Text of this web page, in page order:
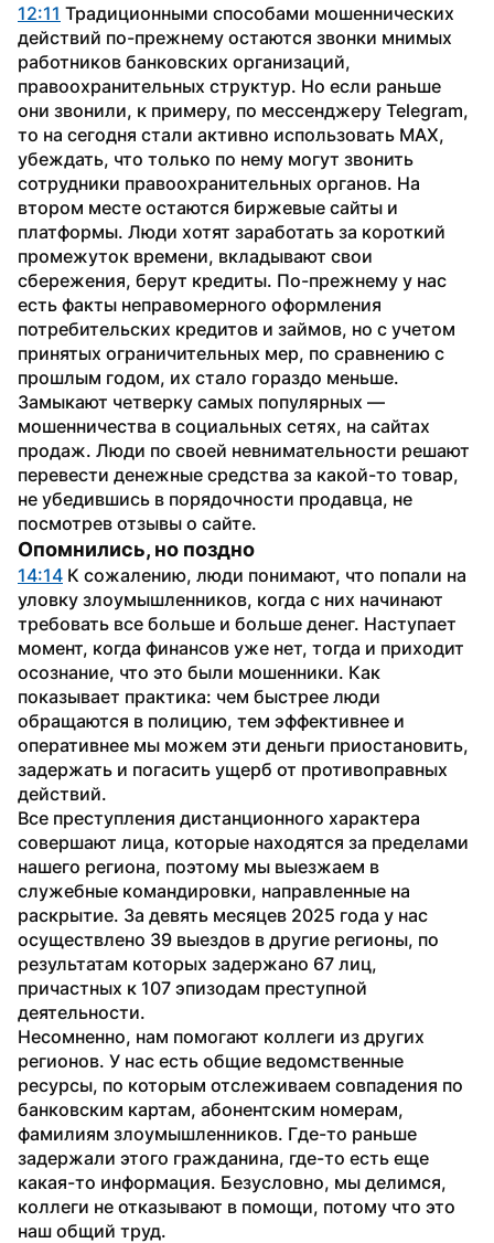
12:11 Традиционными способами мошеннических
действий по-прежнему остаются звонки мнимых
работников банковских организаций,
правоохранительных структур. Но если раньше
они звонили, к примеру, по мессенджеру Telegram,
то на сегодня стали активно использовать МАХ,
убеждать, что только по нему могут звонить
сотрудники правоохранительных органов. На
втором месте остаются биржевые сайты и
платформы. Люди хотят заработать за короткий
промежуток времени, вкладывают свои
сбережения, берут кредиты. По-прежнему у нас
есть факты неправомерного оформления
потребительских кредитов и займов, но с учетом
принятых ограничительных мер, по сравнению с
прошлым годом, их стало гораздо меньше.
Замыкают четверку самых популярных —
мошенничества в социальных сетях, на сайтах
продаж. Люди по своей невнимательности решают
перевести денежные средства за какой-то товар,
не убедившись в порядочности продавца, не
посмотрев отзывы о сайте.
Опомнились, но поздно
14:14 К сожалению, люди понимают, что попали на
уловку злоумышленников, когда с них начинают
требовать все больше и больше денег. Наступает
момент, когда финансов уже нет, тогда и приходит
осознание, что это были мошенники. Как
показывает практика: чем быстрее люди
обращаются в полицию, тем эффективнее и
оперативнее мы можем эти деньги приостановить,
задержать и погасить ущерб от противоправных
действий.
Все преступления дистанционного характера
совершают лица, которые находятся за пределами
нашего региона, поэтому мы выезжаем в
служебные командировки, направленные на
раскрытие. За девять месяцев 2025 года у нас
осуществлено 39 выездов в другие регионы, по
результатам которых задержано 67 лиц,
причастных к 107 эпизодам преступной
деятельности.
Несомненно, нам помогают коллеги из других
регионов. У нас есть общие ведомственные
ресурсы, по которым отслеживаем совпадения по
банковским картам, абонентским номерам,
фамилиям злоумышленников. Где-то раньше
задержали этого гражданина, где-то есть еще
какая-то информация. Безусловно, мы делимся,
коллеги не отказывают в помощи, потому что это
наш общий труд.